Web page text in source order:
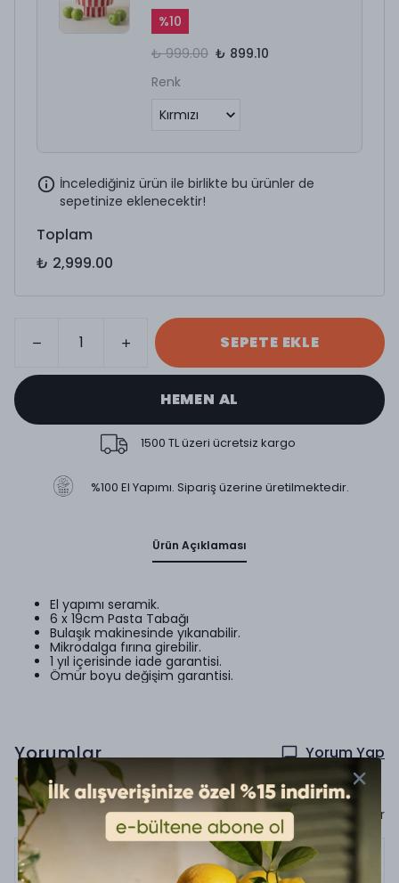
%10
₺ 999.00 ₺ 899.10
Renk
İncelediğiniz ürün ile birlikte bu ürünler de
sepetinize eklenecektir!
Toplam
₺ 2,999.00
SEPETE EKLE
HEMEN AL
1500 TL üzeri ücretsiz kargo
%100 El Yapımı. Sipariş üzerine üretilmektedir.
Ürün Açıklaması
El yapımı seramik.
6 x 19cm Pasta Tabağı
Bulaşık makinesinde yıkanabilir.
Mikrodalga fırına girebilir.
1 yıl içerisinde iade garantisi.
Ömür boyu değişim garantisi.
Yorumlar Yorum Yap
19 değerlendirmeye göre
Sadece görsel olan yorumları göster